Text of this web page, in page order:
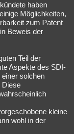
haben
Möglichkeiten,
zum Patent
Beweis der
Teil der
Aspekte des SDI-
solchen
Diese
kleine
wohl in der